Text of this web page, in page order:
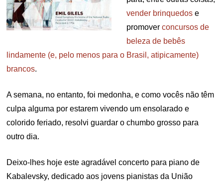
vender brinquedos e
promover concursos de
beleza de bebês
lindamente (e, pelo menos para o Brasil, atipicamente)
brancos.
A semana, no entanto, foi medonha, e como vocês não têm
culpa alguma por estarem vivendo um ensolarado e
colorido feriado, resolvi guardar o chumbo grosso para
outro dia.
Deixo-lhes hoje este agradável concerto para piano de
Kabalevsky, dedicado aos jovens pianistas da União